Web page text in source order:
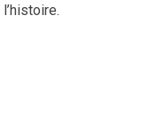
l’histoire.